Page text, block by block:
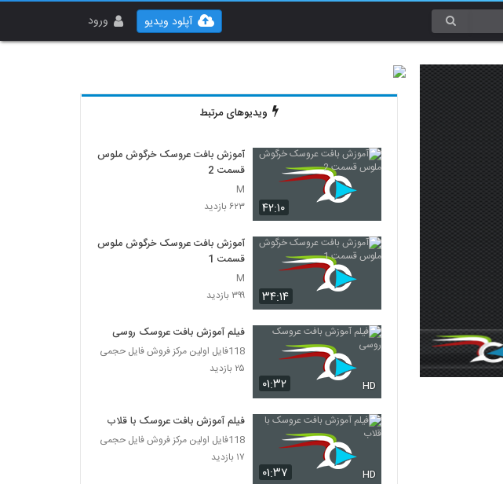
ورود آپلود ویدیو
ویدیوهای مرتبط
۴۲:۱۰
آموزش بافت عروسک خرگوش ملوس
قسمت 2
M
۶۲۳ بازدید
۳۴:۱۴
آموزش بافت عروسک خرگوش ملوس
قسمت 1
M
۳۹۹ بازدید
۰۱:۳۲ HD
فیلم آموزش بافت عروسک روسی
118فایل اولین مرکز فروش فایل حجمی
۲۵ بازدید
۰۱:۳۷ HD
فیلم آموزش بافت عروسک با قلاب
118فایل اولین مرکز فروش فایل حجمی
۱۷ بازدید